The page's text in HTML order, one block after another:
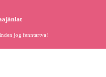
jog fenntartva!